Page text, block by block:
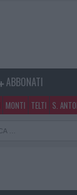
ABBONATI
MONTI TELTI S.